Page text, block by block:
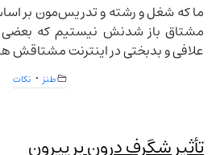
ما که شغل و رشته و تدریس‌مون بر
مشتاق باز شدنش نیستیم که بعضی
علافی و بدبختی در اینترنت مشتاقش
طنز نکات
تأثیر شگرف درون بر بیرون